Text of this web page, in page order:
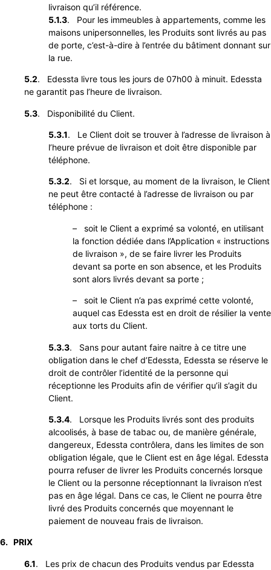
livraison qu’il référence.
5.1.3. Pour les immeubles à appartements, comme les
maisons unipersonnelles, les Produits sont livrés au pas
de porte, c’est-à-dire à l’entrée du bâtiment donnant sur
la rue.
5.2. Edessta livre tous les jours de 07h00 à minuit. Edessta
ne garantit pas l’heure de livraison.
5.3. Disponibilité du Client.
5.3.1. Le Client doit se trouver à l’adresse de livraison à
l’heure prévue de livraison et doit être disponible par
téléphone.
5.3.2. Si et lorsque, au moment de la livraison, le Client
ne peut être contacté à l’adresse de livraison ou par
téléphone :
– soit le Client a exprimé sa volonté, en utilisant
la fonction dédiée dans l’Application « instructions
de livraison », de se faire livrer les Produits
devant sa porte en son absence, et les Produits
sont alors livrés devant sa porte ;
– soit le Client n’a pas exprimé cette volonté,
auquel cas Edessta est en droit de résilier la vente
aux torts du Client.
5.3.3. Sans pour autant faire naitre à ce titre une
obligation dans le chef d’Edessta, Edessta se réserve le
droit de contrôler l’identité de la personne qui
réceptionne les Produits afin de vérifier qu’il s’agit du
Client.
5.3.4. Lorsque les Produits livrés sont des produits
alcoolisés, à base de tabac ou, de manière générale,
dangereux, Edessta contrôlera, dans les limites de son
obligation légale, que le Client est en âge légal. Edessta
pourra refuser de livrer les Produits concernés lorsque
le Client ou la personne réceptionnant la livraison n’est
pas en âge légal. Dans ce cas, le Client ne pourra être
livré des Produits concernés que moyennant le
paiement de nouveau frais de livraison.
6. PRIX
6.1. Les prix de chacun des Produits vendus par Edessta